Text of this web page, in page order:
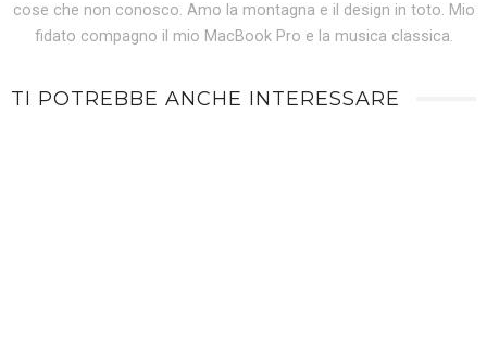
cose che non conosco. Amo la montagna e il design in toto. Mio
fidato compagno il mio MacBook Pro e la musica classica.
TI POTREBBE ANCHE INTERESSARE